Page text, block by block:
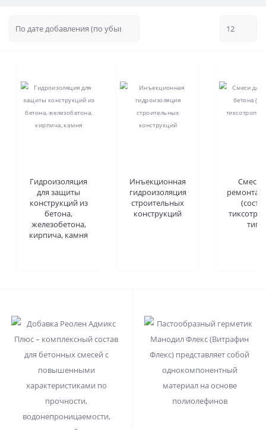
Гидроизоляция
для защиты
конструкций из
бетона,
железобетона,
кирпича, камня
Инъекционная
гидроизоляция
строительных
конструкций
Смеси
ремонта